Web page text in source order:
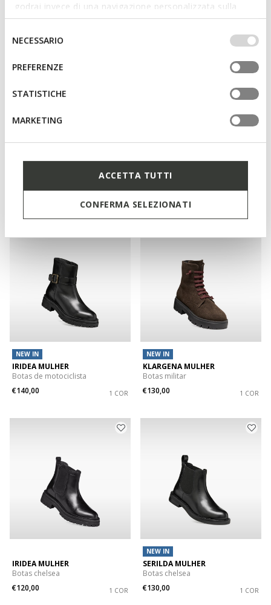
godrai invece di una navigazione personalizzata sulla
base dei tuoi gusti ed interessi. Selezionando
IMPOSTAZIONI potrai anche scegliere quali cookies ed
altri strumenti di tracciamento autorizzare. Per maggiori
informazioni o per modificare in qualsiasi momento le
tue impostazioni, visita la nostra
del
consenso
NECESSARIO
PREFERENZE
STATISTICHE
MARKETING
ACCETTA TUTTI
CONFERMA SELEZIONATI
€140,00
Botas tornozelo com atacadores
€165,00
NEW IN
IRIDEA MULHER
Botas de motociclista
€140,00
1 COR
NEW IN
KLARGENA MULHER
Botas militar
€130,00
1 COR
IRIDEA MULHER
Botas chelsea
€120,00
1 COR
NEW IN
SERILDA MULHER
Botas chelsea
€130,00
1 COR